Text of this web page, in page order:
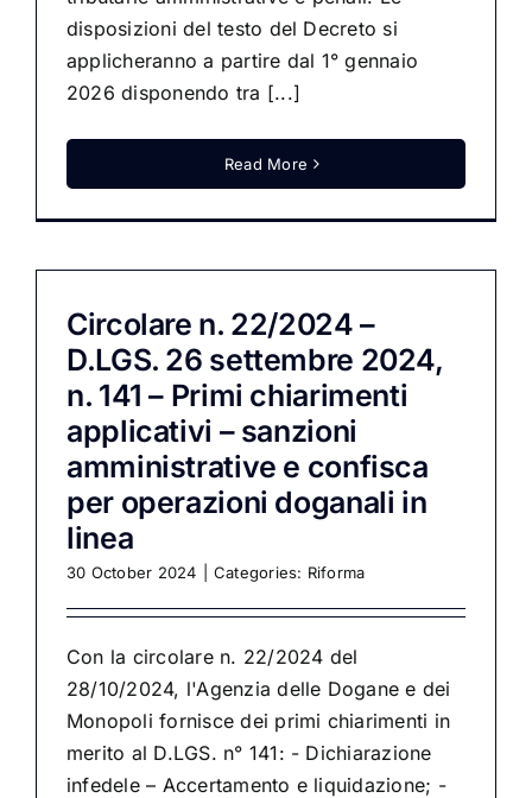
disposizioni del testo del Decreto si
applicheranno a partire dal 1° gennaio
2026 disponendo tra [...]
Read More
Circolare n. 22/2024 –
D.LGS. 26 settembre 2024,
n. 141 – Primi chiarimenti
applicativi – sanzioni
amministrative e confisca
per operazioni doganali in
linea
30 October 2024 Categories: Riforma
Con la circolare n. 22/2024 del
28/10/2024, l'Agenzia delle Dogane e dei
Monopoli fornisce dei primi chiarimenti in
merito al D.LGS. n° 141: - Dichiarazione
infedele – Accertamento e liquidazione; -